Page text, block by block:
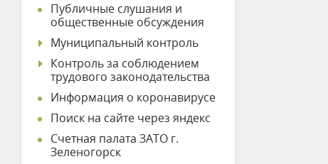
Публичные слушания и
общественные обсуждения
Муниципальный контроль
Контроль за соблюдением
трудового законодательства
Информация о коронавирусе
Поиск на сайте через яндекс
Счетная палата ЗАТО г.
Зеленогорск